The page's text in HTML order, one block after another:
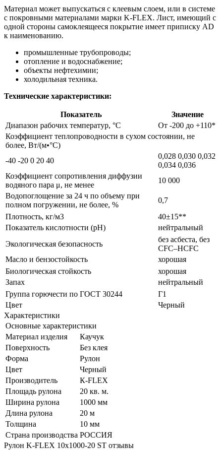
Материал может выпускаться с клеевым слоем, или в системе
с покровными материалами марки K-FLEX. Лист, имеющий с
одной стороны самоклеящееся покрытие имеет приписку AD
к наименованию.
промышленные трубопроводы;
отопление и водоснабжение;
объекты нефтехимии;
холодильная техника.
Технические характеристики:
Показатель
Значение
Диапазон рабочих температур, °C
От -200 до +110*
Коэффициент теплопроводности в сухом состоянии, не
более, Вт/(м•°C)
-40 -20 0 20 40
0,028 0,030 0,032
0,034 0,036
Коэффициент сопротивления диффузии
водяного пара μ, не менее
10 000
Водопоглощение за 24 ч по объему при
полном погружении, не более, %
0,7
Плотность, кг/м3
40±15**
Показатель кислотности (pH)
нейтральный
Экологическая безопасность
без асбеста, без
CFC–HCFC
Масло и бензостойкость
хорошая
Биологическая стойкость
хорошая
Запах
нейтральный
Группа горючести по ГОСТ 30244
Г1
Цвет
Черный
Характеристики
Основные характеристики
Материал изделия
Каучук
Поверхность
Без клея
Форма
Рулон
Цвет
Черный
Производитель
К-FLEX
Площадь рулона
20 кв. м.
Ширина рулона
1000 мм
Длина рулона
20 м
Толщина
10 мм
Страна производства РОССИЯ
Рулон K-FLEX 10x1000-20 ST отзывы